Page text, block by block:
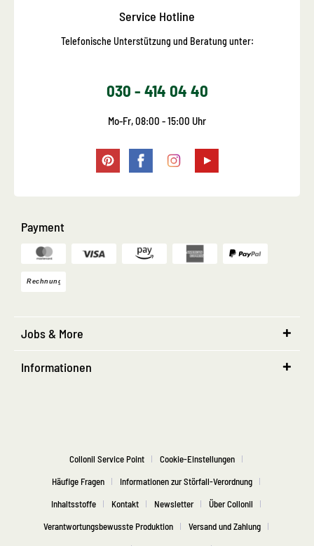
Service Hotline
Telefonische Unterstützung und Beratung unter:
030 - 414 04 40
Mo-Fr, 08:00 - 15:00 Uhr
Payment
Jobs & More
Informationen
Collonil Service Point
Cookie-Einstellungen
Häufige Fragen
Informationen zur Störfall-Verordnung
Inhaltsstoffe
Kontakt Newsletter
Über Collonil
Verantwortungsbewusste Produktion
Versand und Zahlung